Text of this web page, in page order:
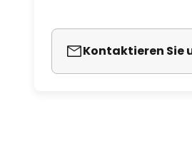
Kontaktieren Sie